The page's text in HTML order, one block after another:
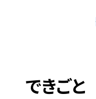
できごと